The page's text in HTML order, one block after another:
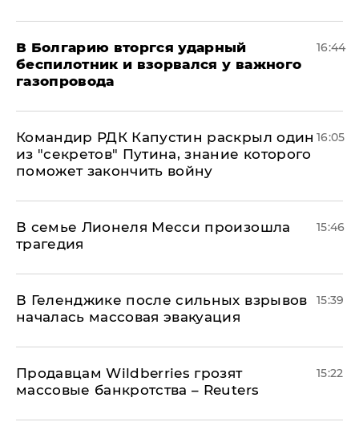
В Болгарию вторгся ударный
беспилотник и взорвался у важного
газопровода
16:44
Командир РДК Капустин раскрыл один
из "секретов" Путина, знание которого
поможет закончить войну
16:05
В семье Лионеля Месси произошла
трагедия
15:46
В Геленджике после сильных взрывов
началась массовая эвакуация
15:39
Продавцам Wildberries грозят
массовые банкротства – Reuters
15:22